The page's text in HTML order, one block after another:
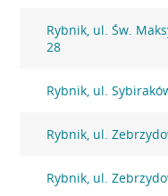
Rybnik, ul. Św.
28
Rybnik, ul.
Rybnik, ul.
Rybnik, ul.